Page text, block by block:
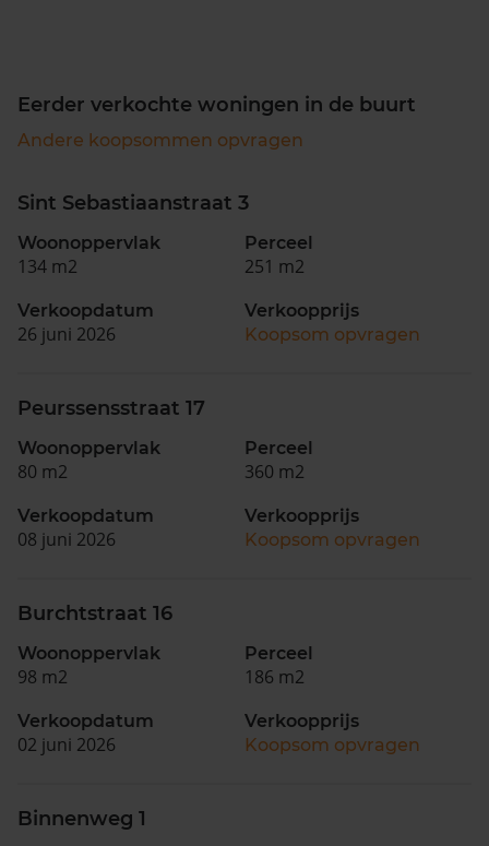
Eerder verkochte woningen in de buurt
Andere koopsommen opvragen
Sint Sebastiaanstraat 3
Woonoppervlak
134 m2
Perceel
251 m2
Verkoopdatum
26 juni 2026
Verkoopprijs
Koopsom opvragen
Peurssensstraat 17
Woonoppervlak
80 m2
Perceel
360 m2
Verkoopdatum
08 juni 2026
Verkoopprijs
Koopsom opvragen
Burchtstraat 16
Woonoppervlak
98 m2
Perceel
186 m2
Verkoopdatum
02 juni 2026
Verkoopprijs
Koopsom opvragen
Binnenweg 1